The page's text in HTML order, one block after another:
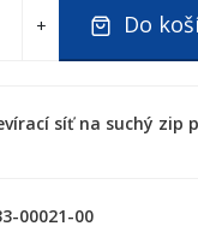
+ Do
síť na suchý zip
00021-00